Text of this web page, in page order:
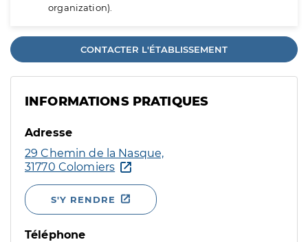
organization).
CONTACTER L'ÉTABLISSEMENT
INFORMATIONS PRATIQUES
Adresse
29 Chemin de la Nasque,
31770 Colomiers
S'Y RENDRE
Téléphone